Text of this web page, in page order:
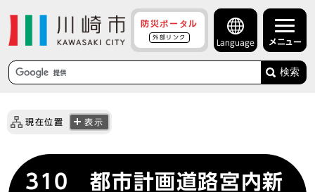
防災ポータル
外部リンク
Language メニュー
検索
現在位置 表示
310 都市計画道路宮内新